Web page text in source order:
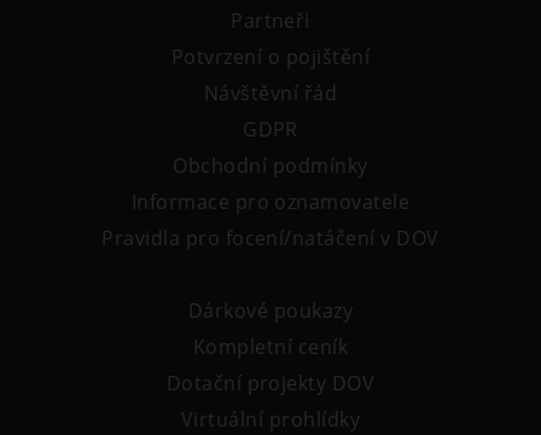
Partneři
Potvrzení o pojištění
Návštěvní řád
GDPR
Obchodní podmínky
Informace pro oznamovatele
Pravidla pro focení/natáčení v DOV
Dárkové poukazy
Kompletní ceník
Dotační projekty DOV
Virtuální prohlídky